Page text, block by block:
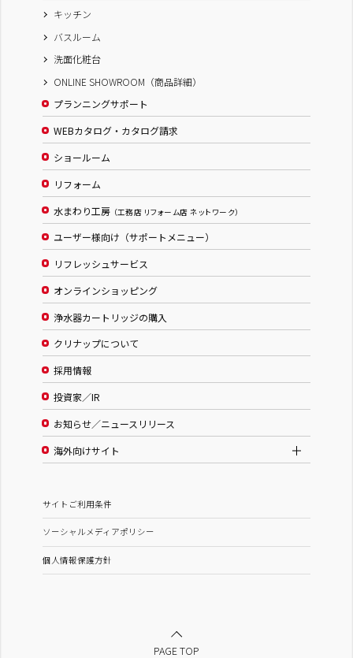
キッチン
バスルーム
洗面化粧台
ONLINE SHOWROOM（商品詳細）
プランニングサポート
WEBカタログ・カタログ請求
ショールーム
リフォーム
水まわり工房 （工務店 リフォーム店 ネットワーク）
ユーザー様向け（サポートメニュー）
リフレッシュサービス
オンラインショッピング
浄水器カートリッジの購入
クリナップについて
採用情報
投資家／IR
お知らせ／ニュースリリース
海外向けサイト
サイトご利用条件
ソーシャルメディアポリシー
個人情報保護方針
PAGE TOP